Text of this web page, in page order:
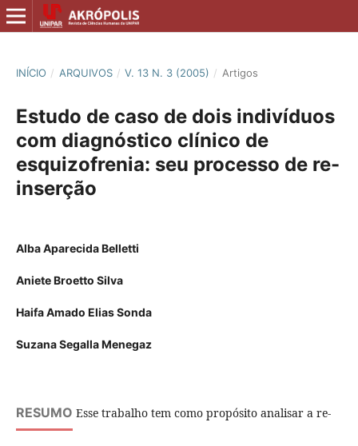
INÍCIO / ARQUIVOS / V. 13 N. 3 (2005) / Artigos
Estudo de caso de dois indivíduos
com diagnóstico clínico de
esquizofrenia: seu processo de re-
inserção
Alba Aparecida Belletti
Aniete Broetto Silva
Haifa Amado Elias Sonda
Suzana Segalla Menegaz
RESUMO Esse trabalho tem como propósito analisar a re-